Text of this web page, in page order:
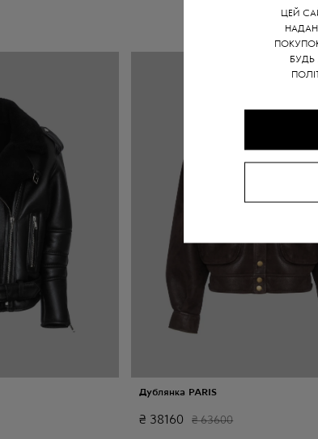
ЦЕЙ
БУДЬ
Дублянка PARIS
₴ 38160 ₴ 63600